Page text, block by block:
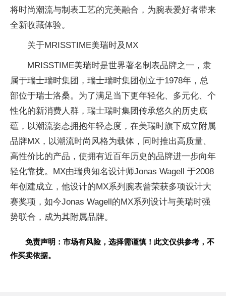
将时尚潮流与制表工艺的完美融合，为腕表爱好者带来
全新收藏体验。
关于MRISSTIME美瑞时及MX
MRISSTIME美瑞时是世界著名制表品牌之⼀，⾪
属于瑞⼠瑞时集团，瑞⼠瑞时集团创⽴于1978年，总
部位于瑞⼠洛桑。为了满足当下更年轻化、多元化、个
性化的新消费人群，瑞士瑞时集团传承悠久的历史底
蕴，以潮流姿态拥抱年轻态度，在美瑞时旗下成立附属
品牌MX，以潮流时尚风格为载体，同时推出高质量、
高性价比的产品，使拥有近百年历史的品牌进一步向年
轻化靠拢。MX由瑞典知名设计师Jonas Wagell 于2008
年创建成立，他设计的MX系列腕表曾荣获多项设计大
赛奖项，如今Jonas Wagell的MX系列设计与美瑞时强
势联合，成为其附属品牌。
免责声明：市场有风险，选择需谨慎！此文仅供参考，不
作买卖依据。